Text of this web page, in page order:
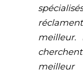
meilleur.